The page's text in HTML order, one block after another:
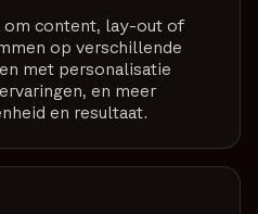
om content, lay-out of
op verschillende
met personalisatie
en meer
en resultaat.